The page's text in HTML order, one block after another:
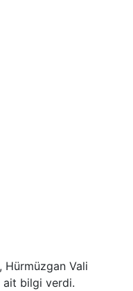
Hürmüzgan Vali
ait bilgi verdi.